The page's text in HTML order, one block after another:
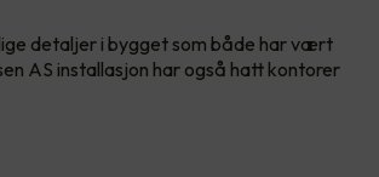
detaljer i bygget som både har vært
AS installasjon har også hatt kontorer